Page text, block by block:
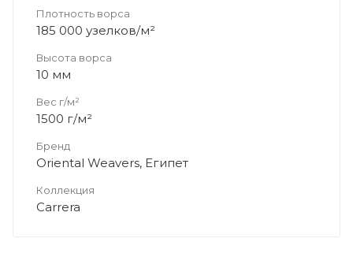
Плотность ворса
185 000 узелков/м²
Высота ворса
10 мм
Вес г/м²
1500 г/м²
Бренд
Oriental Weavers, Египет
Коллекция
Carrera